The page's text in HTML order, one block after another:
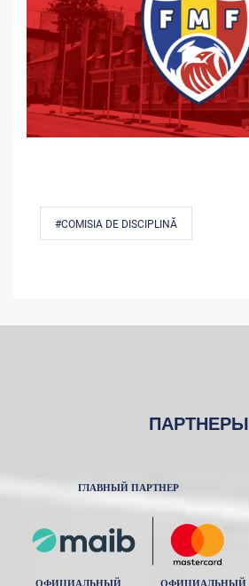
#COMISIA DE DISCIPLINĂ
ПАРТНЕРЫ
ГЛАВНЫЙ ПАРТНЕР
ОФИЦИАЛЬНЫЙ ОФИЦИАЛЬНЫЙ